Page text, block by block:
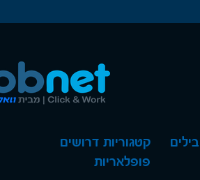
קטגוריות דרושים
פופלאריות